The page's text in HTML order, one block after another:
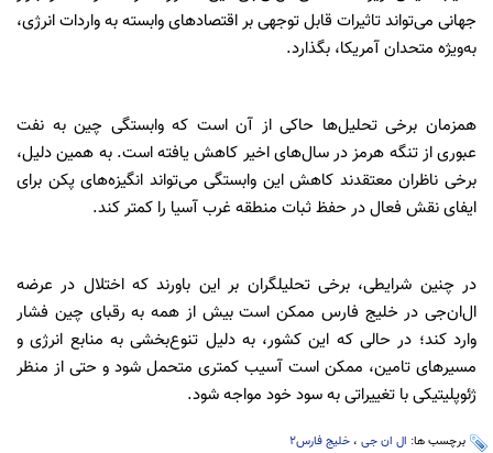
جهانی می‌تواند تاثیرات قابل توجهی بر اقتصادهای وابسته به واردات انرژی،
به‌ویژه متحدان آمریکا، بگذارد.
همزمان برخی تحلیل‌ها حاکی از آن است که وابستگی چین به نفت
عبوری از تنگه هرمز در سال‌های اخیر کاهش یافته است. به همین دلیل،
برخی ناظران معتقدند کاهش این وابستگی می‌تواند انگیزه‌های پکن برای
ایفای نقش فعال در حفظ ثبات منطقه غرب آسیا را کمتر کند.
در چنین شرایطی، برخی تحلیلگران بر این باورند که اختلال در عرضه
ال‌ان‌جی در خلیج فارس ممکن است بیش از همه به رقبای چین فشار
وارد کند؛ در حالی که این کشور، به دلیل تنوع‌بخشی به منابع انرژی و
مسیرهای تامین، ممکن است آسیب کمتری متحمل شود و حتی از منظر
ژئوپلیتیکی با تغییراتی به سود خود مواجه شود.
برچسب ها: ال ان جی ، خلیج فارس2